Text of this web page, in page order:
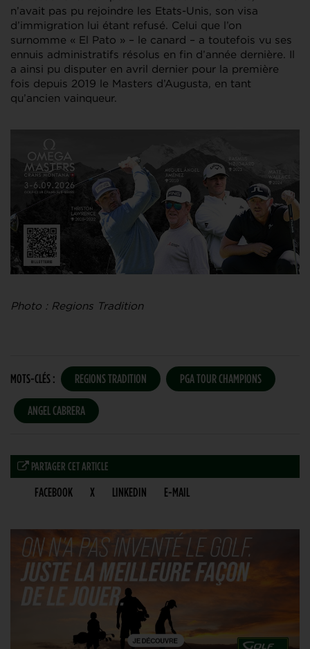
n’avait pas pu rejoindre les Etats-Unis, son visa
d’immigration lui étant refusé. Celui que l’on
surnomme « El Pato » – le canard – a toutefois vu ses
ennuis administratifs résolus en fin d’année dernière. Il
a ainsi pu disputer en avril dernier pour la première
fois depuis 2019 le Masters d’Augusta, en tant
qu’ancien vainqueur.
Photo : Regions Tradition
MOTS-CLÉS : REGIONS TRADITION PGA TOUR CHAMPIONS
ANGEL CABRERA
PARTAGER CET ARTICLE
FACEBOOK X LINKEDIN E-MAIL